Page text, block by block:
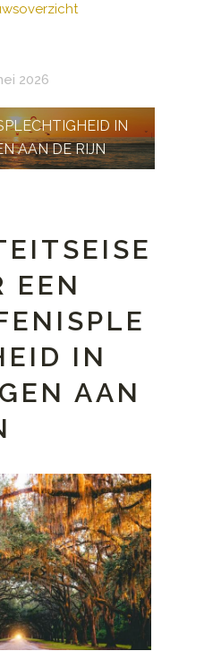
2026
IN
AAN DE RIJN
EEN
IN
AAN